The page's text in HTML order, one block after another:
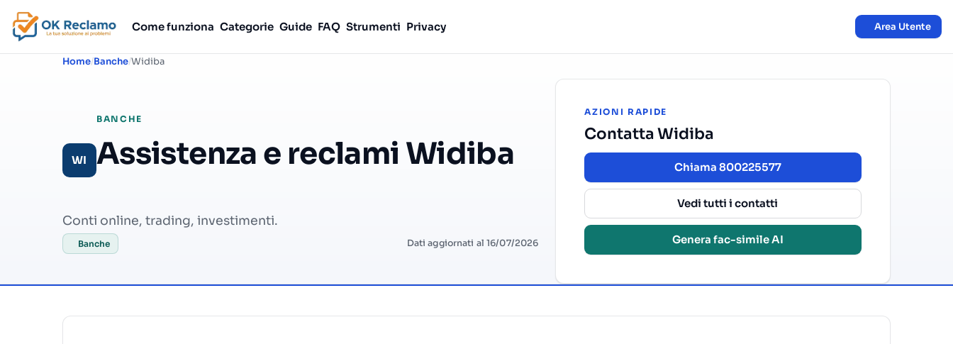
Come funziona Categorie Guide FAQ Strumenti Privacy Area Utente
Home Banche Widiba
WI
BANCHE
Assistenza e reclami Widiba
Conti online, trading, investimenti.
Banche Dati aggiornati al 16/07/2026
AZIONI RAPIDE
Contatta Widiba
Chiama 800225577
Vedi tutti i contatti
Genera fac-simile AI